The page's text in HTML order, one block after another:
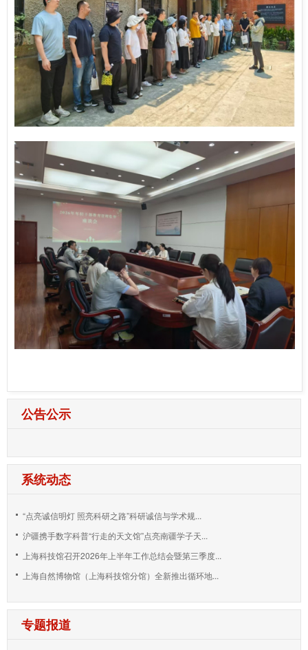
公告公示
系统动态
“点亮诚信明灯 照亮科研之路”科研诚信与学术规...
沪疆携手数字科普“行走的天文馆”点亮南疆学子天...
上海科技馆召开2026年上半年工作总结会暨第三季度...
上海自然博物馆（上海科技馆分馆）全新推出循环地...
专题报道